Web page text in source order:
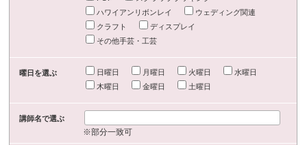
ハワイアンリボンレイ
ウェディング関連
クラフト
ディスプレイ
その他手芸・工芸
曜日を選ぶ 日曜日 月曜日 火曜日
水曜日
木曜日
金曜日 土曜日
講師名で選ぶ
※部分一致可